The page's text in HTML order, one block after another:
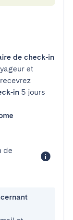
de check-in
et
in 5 jours
de